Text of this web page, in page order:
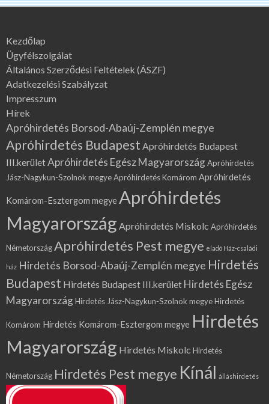
Kezdőlap
Ügyfélszolgálat
Általános Szerződési Feltételek (ÁSZF)
Adatkezelési Szabályzat
Impresszum
Hírek
Apróhirdetés Borsod-Abaúj-Zemplén megye
Apróhirdetés Budapest Apróhirdetés Budapest
III.kerületApróhirdetés Egész MagyarországApróhirdetés
Jász-Nagykun-Szolnok megyeApróhirdetés Komárom Apróhirdetés
Komárom-Esztergom megyeApróhirdetés
Magyarország Apróhirdetés Miskolc Apróhirdetés
NémetországApróhirdetés Pest megye eladó Ház-családi
ház Hirdetés Borsod-Abaúj-Zemplén megye Hirdetés
Budapest Hirdetés Budapest III.kerület Hirdetés Egész
MagyarországHirdetés Jász-Nagykun-Szolnok megyeHirdetés
Komárom Hirdetés Komárom-Esztergom megye Hirdetés
Magyarország Hirdetés Miskolc Hirdetés
Németország Hirdetés Pest megye Kínál álláshirdetés